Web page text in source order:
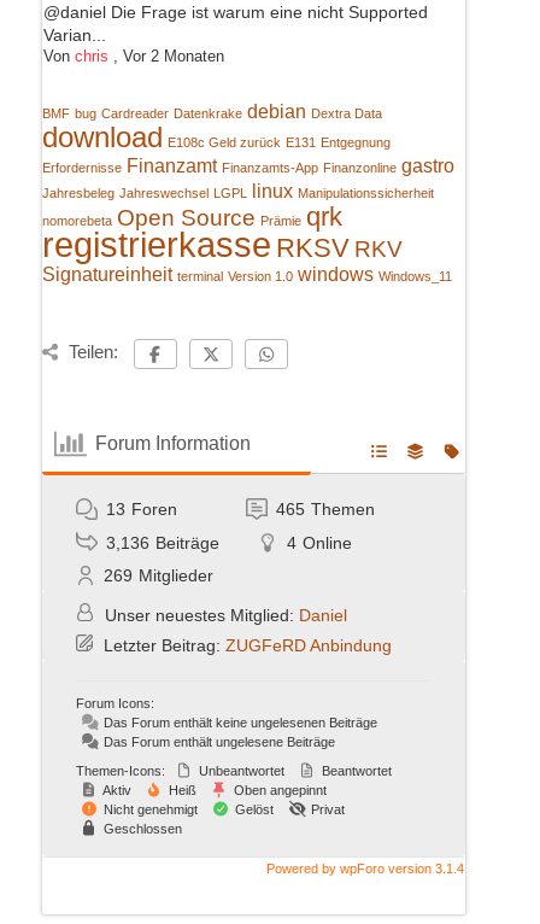
@daniel Die Frage ist warum eine nicht Supported
Varian...
Von chris Vor 2 Monaten
BMF bug Cardreader Datenkrake debian Dextra Data
download E108c Geld zurück E131 Entgegnung
Erfordernisse Finanzamt Finanzamts-App Finanzonline gastro
Jahresbeleg Jahreswechsel LGPL linux Manipulationssicherheit
nomorebeta Open Source Prämie qrk
registrierkasse RKSV RKV
Signatureinheit terminal Version 1.0 windows Windows_11
Teilen:
Forum Information
13 Foren 465 Themen
3,136 Beiträge 4 Online
269 Mitglieder
Unser neuestes Mitglied: Daniel
Letzter Beitrag: ZUGFeRD Anbindung
Forum Icons:
Das Forum enthält keine ungelesenen Beiträge
Das Forum enthält ungelesene Beiträge
Themen-Icons:
Unbeantwortet
Beantwortet
Aktiv
Heiß
Oben angepinnt
Nicht genehmigt
Gelöst
Privat
Geschlossen
Powered by wpForo version 3.1.4